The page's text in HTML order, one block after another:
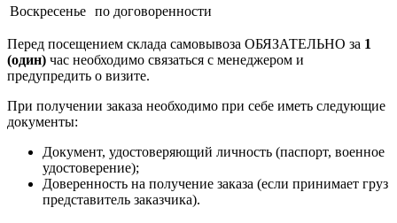
Воскресенье по договоренности
Перед посещением склада самовывоза ОБЯЗАТЕЛЬНО за 1
(один) час необходимо связаться с менеджером и
предупредить о визите.
При получении заказа необходимо при себе иметь следующие
документы:
Документ, удостоверяющий личность (паспорт, военное
удостоверение);
Доверенность на получение заказа (если принимает груз
представитель заказчика).